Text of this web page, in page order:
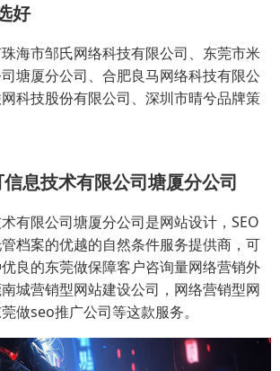
好
海市邹氏网络科技有限公司、东莞市米
塘厦分公司、合肥良马网络科技有限公
科技股份有限公司、深圳市晴兮品牌策
息技术有限公司塘厦分公司
有限公司塘厦分公司是网站设计，SEO
档案的优越的自然条件服务提供商，可
良的东莞做保障客户咨询量网络营销外
城营销型网站建设公司，网络营销型网
做seo推广公司等这款服务。